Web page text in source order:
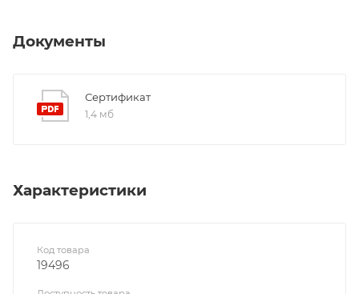
Документы
Сертификат
1,4 мб
Характеристики
Код товара
19496